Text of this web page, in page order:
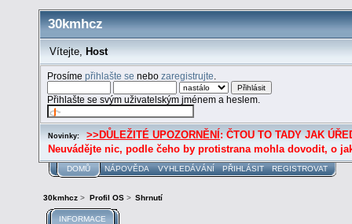
30kmhcz
Vítejte, Host
Prosímepřihlašte se nebozaregistrujte
Přihlašte se svým uživatelským jménem a heslem.
Novinky: >>DŮLEŽITÉ UPOZORNĚNÍ : ČTOU TO TADY JAK
Neuvádějte nic, podle čeho by protistrana mohla dovodit, o
DOMŮ NÁPOVĚDA VYHLEDÁVÁNÍ PŘIHLÁSIT REGISTROVAT
30kmhcz > Profil OS> Shrnutí
INFORMACE